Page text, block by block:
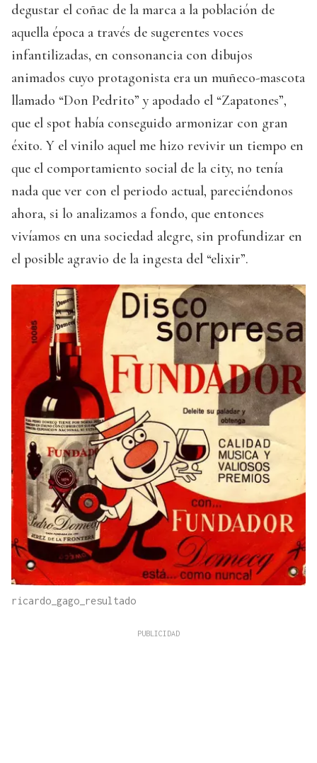
degustar el coñac de la marca a la población de
aquella época a través de sugerentes voces
infantilizadas, en consonancia con dibujos
animados cuyo protagonista era un muñeco-mascota
llamado “Don Pedrito” y apodado el “Zapatones”,
que el spot había conseguido armonizar con gran
éxito. Y el vinilo aquel me hizo revivir un tiempo en
que el comportamiento social de la city, no tenía
nada que ver con el periodo actual, pareciéndonos
ahora, si lo analizamos a fondo, que entonces
vivíamos en una sociedad alegre, sin profundizar en
el posible agravio de la ingesta del “elixir”.
ricardo_gago_resultado